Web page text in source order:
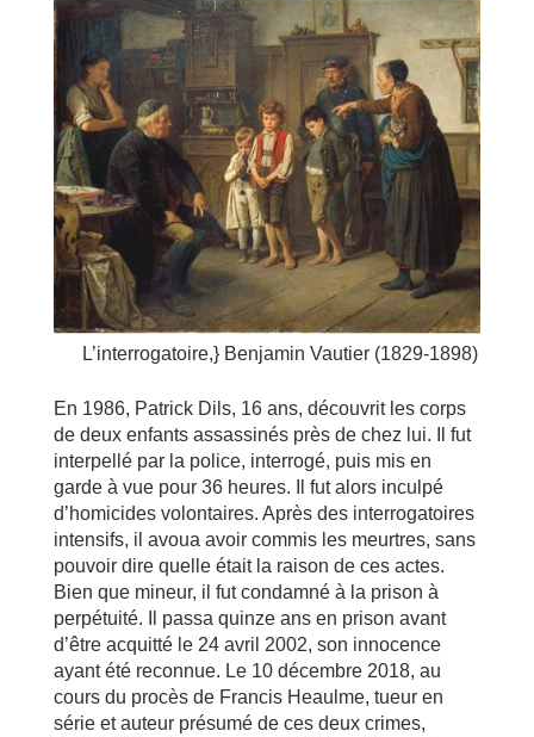
L’interrogatoire,} Benjamin Vautier (1829-1898)
En 1986, Patrick Dils, 16 ans, découvrit les corps
de deux enfants assassinés près de chez lui. Il fut
interpellé par la police, interrogé, puis mis en
garde à vue pour 36 heures. Il fut alors inculpé
d’homicides volontaires. Après des interrogatoires
intensifs, il avoua avoir commis les meurtres, sans
pouvoir dire quelle était la raison de ces actes.
Bien que mineur, il fut condamné à la prison à
perpétuité. Il passa quinze ans en prison avant
d’être acquitté le 24 avril 2002, son innocence
ayant été reconnue. Le 10 décembre 2018, au
cours du procès de Francis Heaulme, tueur en
série et auteur présumé de ces deux crimes,